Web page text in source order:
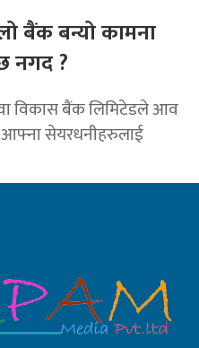
बैंक बन्यो कामना
नगद ?
विकास बैंक लिमिटेडले आव
सेयरधनीहरुलाई